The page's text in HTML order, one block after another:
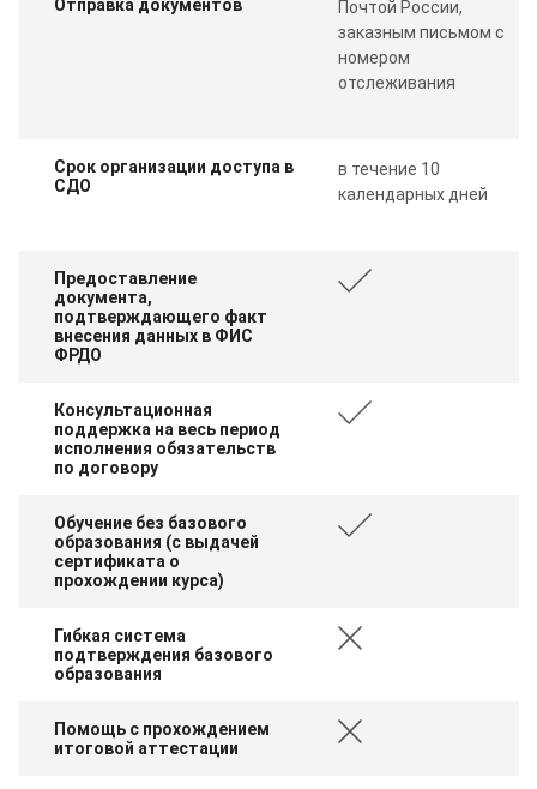
Отправка документов
Почтой России,
заказным письмом с
номером
отслеживания
Срок организации доступа в
СДО
в течение 10
календарных дней
Предоставление
документа,
подтверждающего факт
внесения данных в ФИС
ФРДО
Консультационная
поддержка на весь период
исполнения обязательств
по договору
Обучение без базового
образования (с выдачей
сертификата о
прохождении курса)
Гибкая система
подтверждения базового
образования
Помощь с прохождением
итоговой аттестации